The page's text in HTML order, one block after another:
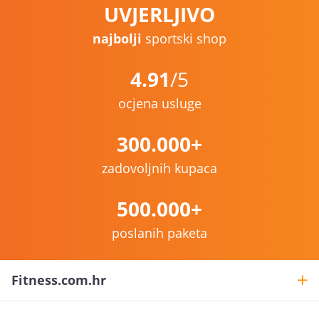
UVJERLJIVO
najbolji sportski shop
4.91/5
ocjena usluge
300.000+
zadovoljnih kupaca
500.000+
poslanih paketa
Fitness.com.hr